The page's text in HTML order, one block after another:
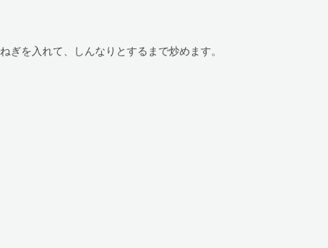
ぎを入れて、しんなりとするまで炒めます。